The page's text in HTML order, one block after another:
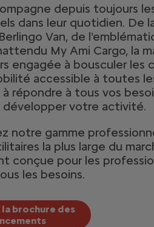
depuis toujours
dans leur quotidien. De
Van, de
My Ami Cargo, la
engagée à bousculer les
accessible à toutes
répondre à tous vos
développer votre activité.
notre gamme
la plus large du
conçue pour les
les besoins.
brochure des